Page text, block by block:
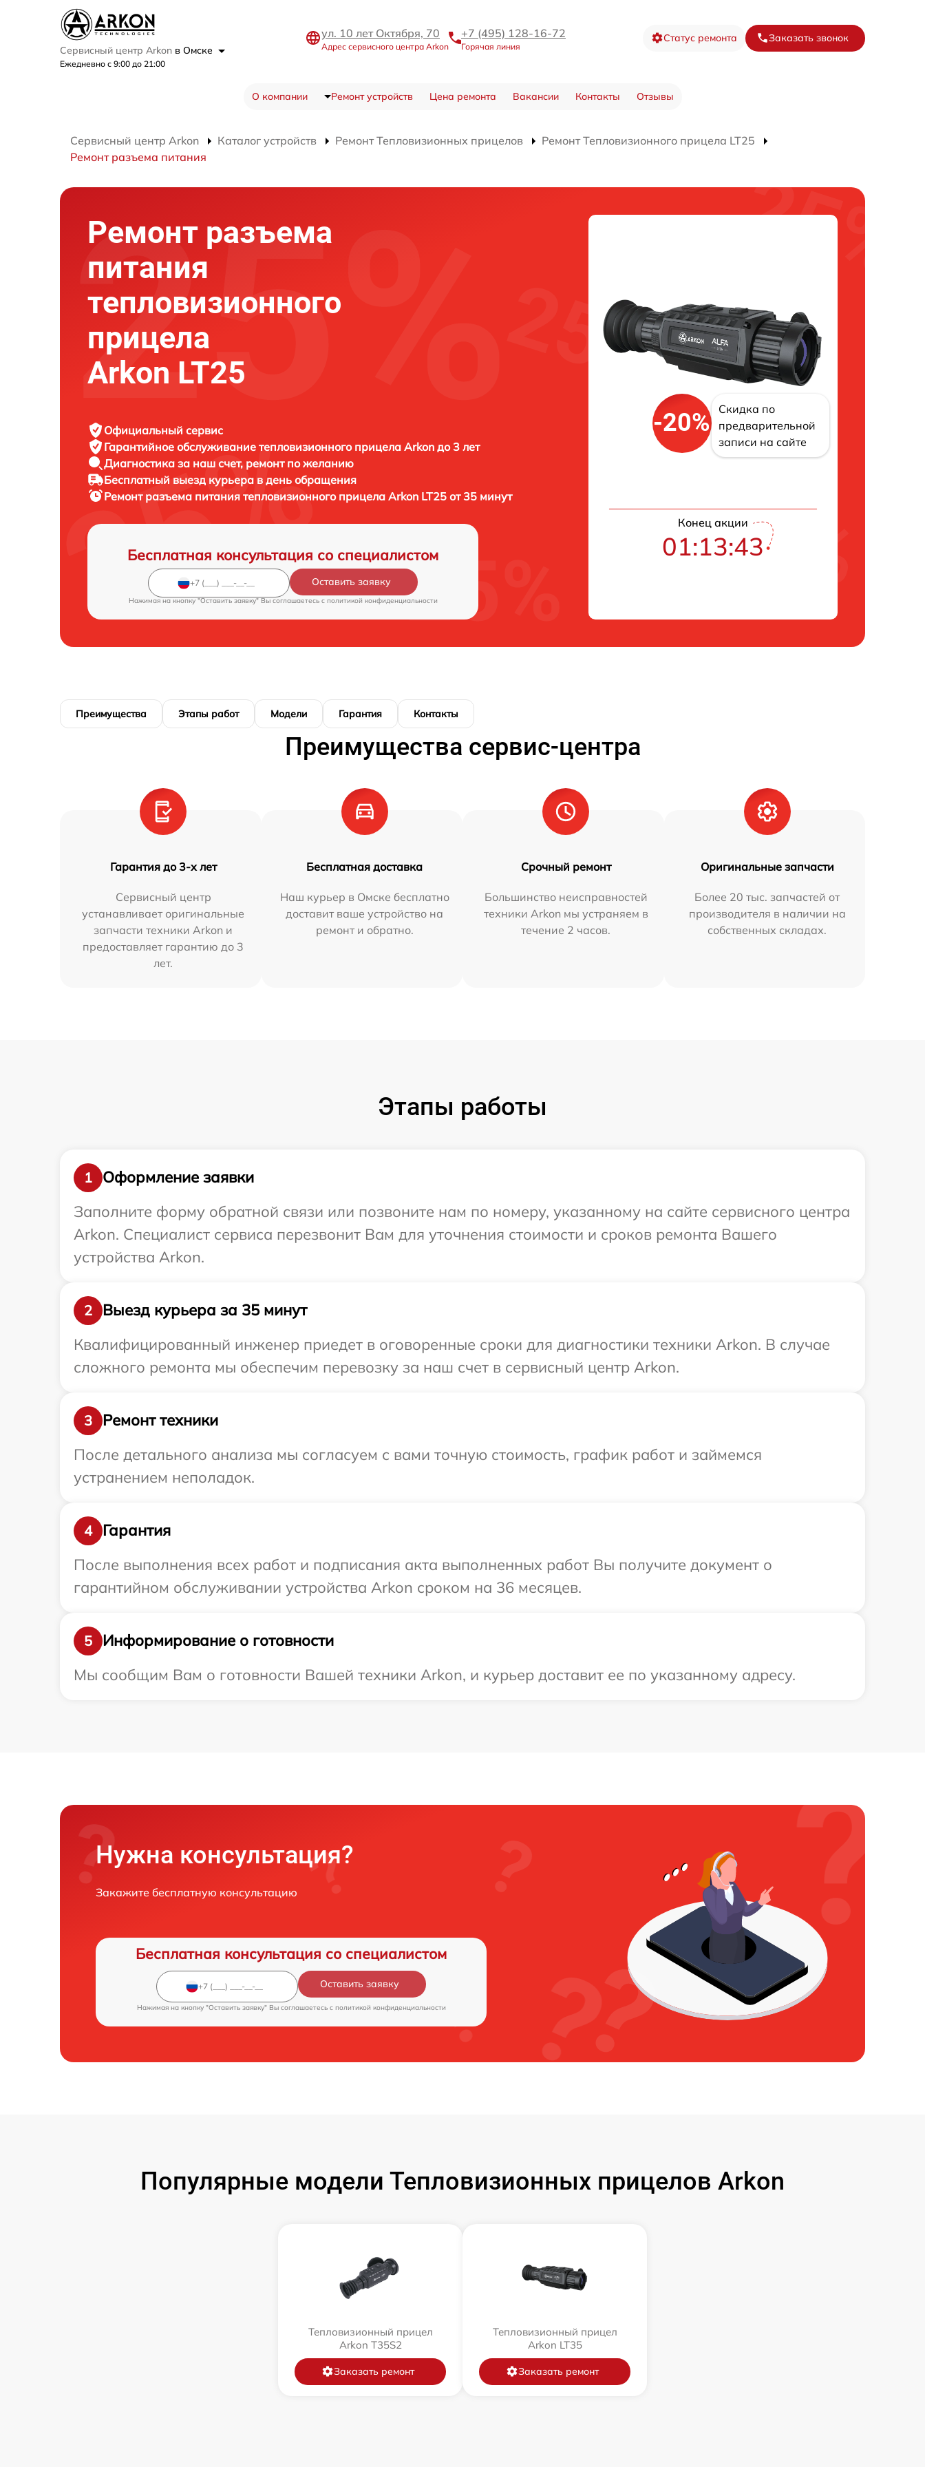
Сервисный центр Arkon в Омске
Ежедневно с 9:00 до 21:00
ул. 10 лет Октября, 70
Адрес сервисного центра Arkon
+7 (495) 128-16-72
Горячая линия
Статус ремонта Заказать звонок
О компании Ремонт устройств Цена ремонта Вакансии Контакты Отзывы
Сервисный центр Arkon Каталог устройств Ремонт Тепловизионных прицелов
Ремонт Тепловизионного прицела LT25
Ремонт разъема питания
Ремонт разъема
питания
тепловизионного
прицела
Arkon LT25
Официальный сервис
Гарантийное обслуживание тепловизионного прицела Arkon до 3 лет
Диагностика за наш счет, ремонт по желанию
Бесплатный выезд курьера в день обращения
Ремонт разъема питания тепловизионного прицела Arkon LT25 от 35 минут
Бесплатная консультация со специалистом
Оставить заявку
Нажимая на кнопку "Оставить заявку" Вы соглашаетесь c политикой конфиденциальности
-20%
Скидка по
предварительной
записи на сайте
Конец акции
01:13:42
Преимущества Этапы работ Модели Гарантия Контакты
Преимущества сервис-центра
Гарантия до 3-х лет
Сервисный центр
устанавливает оригинальные
запчасти техники Arkon и
предоставляет гарантию до 3
лет.
Бесплатная доставка
Наш курьер в Омске бесплатно
доставит ваше устройство на
ремонт и обратно.
Срочный ремонт
Большинство неисправностей
техники Arkon мы устраняем в
течение 2 часов.
Оригинальные запчасти
Более 20 тыс. запчастей от
производителя в наличии на
собственных складах.
Этапы работы
1
Оформление заявки
Заполните форму обратной связи или позвоните нам по номеру, указанному на сайте сервисного центра
Arkon. Специалист сервиса перезвонит Вам для уточнения стоимости и сроков ремонта Вашего
устройства Arkon.
2
Выезд курьера за 35 минут
Квалифицированный инженер приедет в оговоренные сроки для диагностики техники Arkon. В случае
сложного ремонта мы обеспечим перевозку за наш счет в сервисный центр Arkon.
3
Ремонт техники
После детального анализа мы согласуем с вами точную стоимость, график работ и займемся
устранением неполадок.
4
Гарантия
После выполнения всех работ и подписания акта выполненных работ Вы получите документ о
гарантийном обслуживании устройства Arkon сроком на 36 месяцев.
5
Информирование о готовности
Мы сообщим Вам о готовности Вашей техники Arkon, и курьер доставит ее по указанному адресу.
Нужна консультация?
Закажите бесплатную консультацию
Бесплатная консультация со специалистом
Оставить заявку
Нажимая на кнопку "Оставить заявку" Вы соглашаетесь c политикой конфиденциальности
Популярные модели Тепловизионных прицелов Arkon
Тепловизионный прицел
Arkon T35S2
Заказать ремонт
Тепловизионный прицел
Arkon LT35
Заказать ремонт